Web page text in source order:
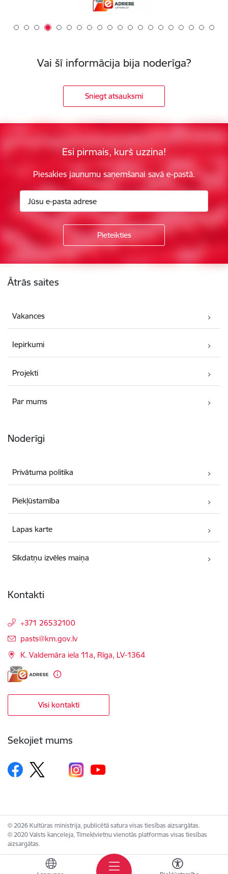
Vai šī informācija bija noderīga?
Sniegt atsauksmi
Esi pirmais, kurš uzzina!
Piesakies jaunumu saņemšanai savā e-pastā.
Ātrās saites
Vakances
Iepirkumi
Projekti
Par mums
Noderīgi
Privātuma politika
Piekļūstamība
Lapas karte
Sīkdatņu izvēles maiņa
Kontakti
+371 26532100
E-pasts:
pasts@km.gov.lv
K. Valdemāra iela 11a, Rīga, LV-1364
Visi kontakti
Sekojiet mums
© 2026 Kultūras ministrija, publicētā satura visas tiesības aizsargātas.
© 2020 Valsts kanceleja, Tīmekļvietņu vienotās platformas visas tiesības
aizsargātas.